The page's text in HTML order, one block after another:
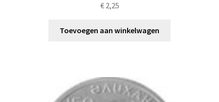
€2,25
Toevoegen aan winkelwagen